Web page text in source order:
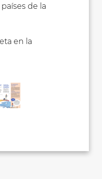
de la
en la